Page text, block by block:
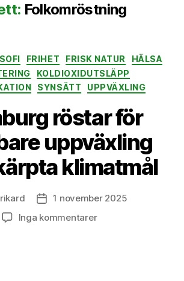
Folkomröstning
Kategorier
FRIHET FRISK NATUR
HÄLSA
KOLDIOXIDUTSLÄPP
SYNSÄTT UPPVÄXLING
röstar för
uppväxling
klimatmål
rikard Inläggsdatum
1 november 2025
Inga kommentarertill